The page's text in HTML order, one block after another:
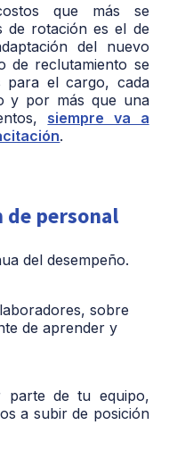
que más se
de rotación es el de
del nuevo
de reclutamiento se
para el cargo, cada
y por más que una
siempre va a
.
de personal
del desempeño.
sobre
de aprender y
parte de tu equipo,
a subir de posición